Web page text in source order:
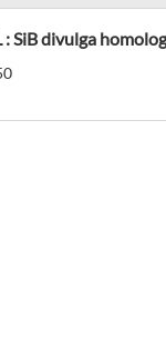
SiB divulga